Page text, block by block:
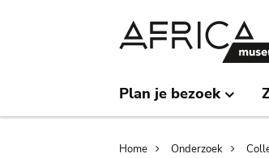
Plan je bezoek
Home Onderzoek